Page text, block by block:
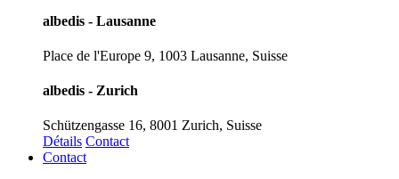
albedis - Lausanne
Place de l'Europe 9, 1003 Lausanne, Suisse
albedis - Zurich
Schützengasse 16, 8001 Zurich, Suisse
Détails Contact
Contact